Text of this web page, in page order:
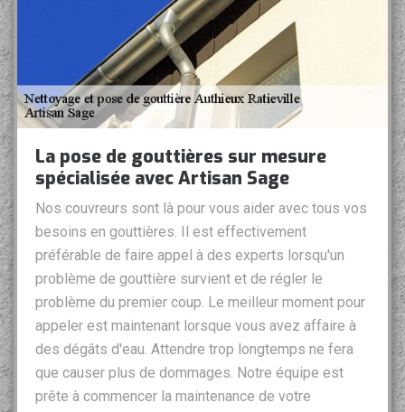
La pose de gouttières sur mesure
spécialisée avec Artisan Sage
Nos couvreurs sont là pour vous aider avec tous vos
besoins en gouttières. Il est effectivement
préférable de faire appel à des experts lorsqu'un
problème de gouttière survient et de régler le
problème du premier coup. Le meilleur moment pour
appeler est maintenant lorsque vous avez affaire à
des dégâts d'eau. Attendre trop longtemps ne fera
que causer plus de dommages. Notre équipe est
prête à commencer la maintenance de votre